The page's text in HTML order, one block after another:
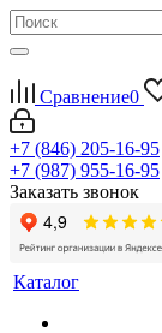
Сравнение0
+7 (846) 205-16-95
+7 (987) 955-16-95
Заказать звонок
Каталог